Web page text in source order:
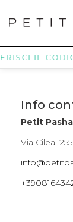
IL
Info
Petit Pasha
Via Cilea,